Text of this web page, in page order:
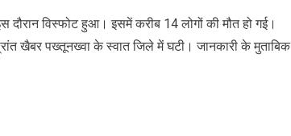
विस्‍फोट हुआ। इसमें करीब 14 लोगों की मौत हो गई।
खैबर पख्तूनख्वा के स्वात जिले में घटी। जानकारी के मुताबिक